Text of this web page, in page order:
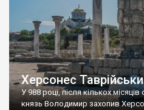
Херсонес
У 988 році, після кількох
князь Володимир захопив